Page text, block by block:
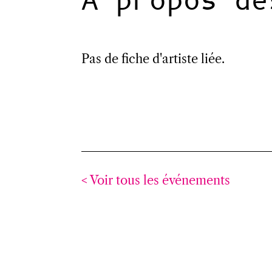
Pas de fiche d'artiste liée.
< Voir tous les événements